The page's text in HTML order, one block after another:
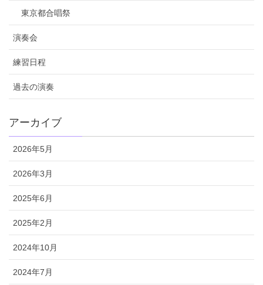
東京都合唱祭
演奏会
練習日程
過去の演奏
アーカイブ
2026年5月
2026年3月
2025年6月
2025年2月
2024年10月
2024年7月